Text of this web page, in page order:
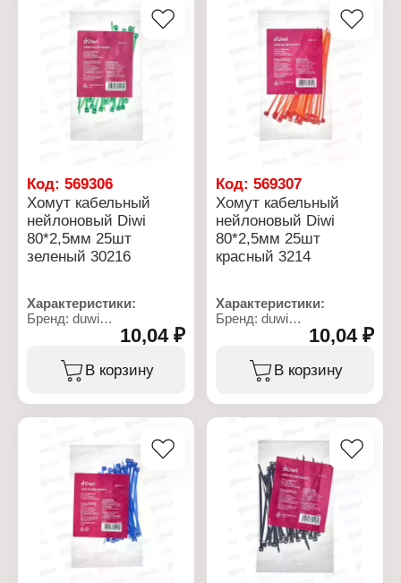
Источник света:
светодиодный
Питание: 3хААА
Дальность свечения: 25
Цвет корпуса: Красный
Материал корпуса:
прорезиненный пластик
ударопрочный
Крепление: магнит
Код: 569306
Хомут кабельный
нейлоновый Diwi
80*2,5мм 25шт
зеленый 30216
Характеристики:
Бренд: duwi
Артикул: 30216 2
Назначение: кабельный
Материал: нейлон
10,04 ₽
В корзину
Код:569307
Хомут кабельный
нейлоновый Diwi
80*2,5мм 25шт
красный 3214
Характеристики:
Бренд: duwi
Артикул: 30214 8
Назначение: кабельный
Материал: нейлон
Количество: 25 шт
10,04 ₽
В корзину